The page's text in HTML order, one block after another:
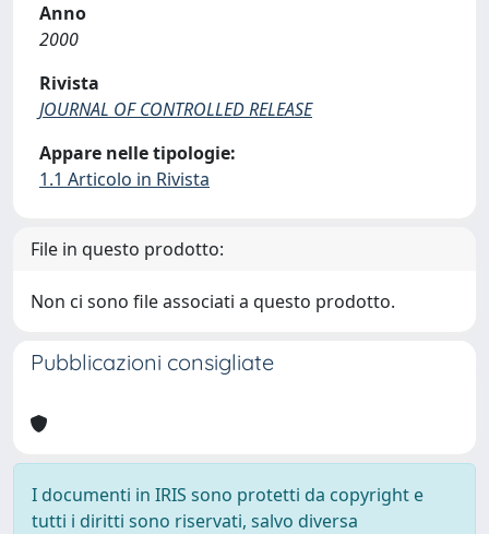
Anno
2000
Rivista
JOURNAL OF CONTROLLED RELEASE
Appare nelle tipologie:
1.1 Articolo in Rivista
File in questo prodotto:
Non ci sono file associati a questo prodotto.
Pubblicazioni consigliate
I documenti in IRIS sono protetti da copyright e
tutti i diritti sono riservati, salvo diversa